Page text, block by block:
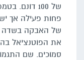
של 100
פחות פעילה אך
של האבקה בשדה
את הפוטנציאל
סמוכים. שם